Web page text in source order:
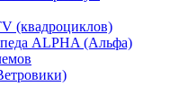
(квадроциклов)
ALPHA (Альфа)